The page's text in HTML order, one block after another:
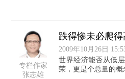
专栏作家
张志雄
跌得惨未必爬得
2009年10月26日
世界经济能否从低
荣，更是个总量的概